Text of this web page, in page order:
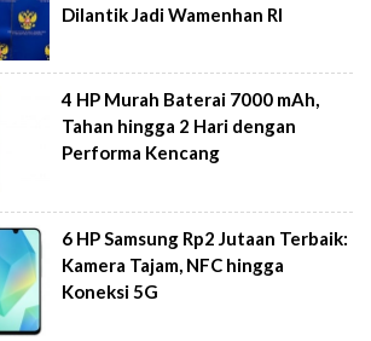
Dilantik Jadi Wamenhan RI
4 HP Murah Baterai 7000 mAh,
Tahan hingga 2 Hari dengan
Performa Kencang
6 HP Samsung Rp2 Jutaan Terbaik:
Kamera Tajam, NFC hingga
Koneksi 5G